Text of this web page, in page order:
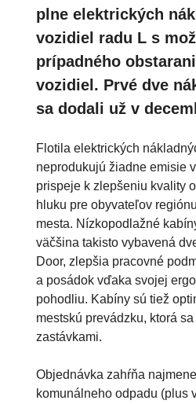
plne elektrických
vozidiel radu L s
prípadného
vozidiel. Prvé dve
sa dodali už v
Flotila elektrických
neprodukujú žiadne emisie
prispeje k zlepšeniu kvality
hluku pre obyvateľov
mesta. Nízkopodlažné
väčšina takisto vybavená
Door, zlepšia pracovné
a posádok vďaka svojej
pohodliu. Kabíny sú tiež
mestskú prevádzku, ktorá
zastávkami.
Objednávka zahŕňa
komunálneho odpadu (plus